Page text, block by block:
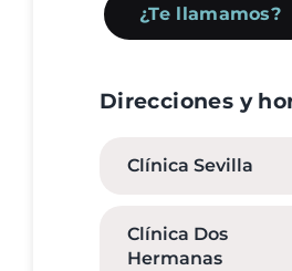
¿Te llamamos?
Direcciones y
Clínica Sevilla
Clínica Dos
Hermanas